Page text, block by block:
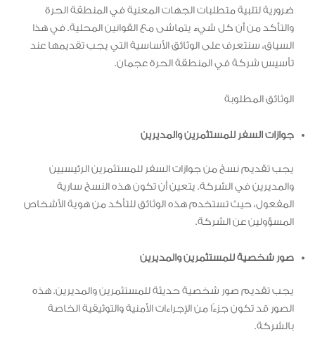
ضرورية لتلبية متطلبات الجهات المعنية في المنطقة الحرة
والتأكد من أن كل شيء يتماشى مع القوانين المحلية. في هذا
السياق، سنتعرف على الوثائق الأساسية التي يجب تقديمها عند
تأسيس شركة في المنطقة الحرة عجمان.
الوثائق المطلوبة
جوازات السفر للمستثمرين والمديرين
يجب تقديم نسخ من جوازات السفر للمستثمرين الرئيسيين
والمديرين في الشركة. يتعين أن تكون هذه النسخ سارية
المفعول، حيث تستخدم هذه الوثائق للتأكد من هوية الأشخاص
المسؤولين عن الشركة.
صور شخصية للمستثمرين والمديرين
يجب تقديم صور شخصية حديثة للمستثمرين والمديرين. هذه
الصور قد تكون جزءًا من الإجراءات الأمنية والتوثيقية الخاصة
بالشركة.